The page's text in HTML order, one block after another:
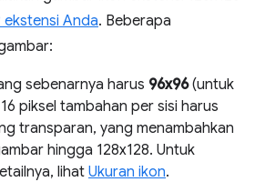
ekstensi Anda. Beberapa
sebenarnya harus 96x96(untuk
piksel tambahan per sisi harus
transparan, yang menambahkan
hingga 128x128. Untuk
lihatUkuran ikon.